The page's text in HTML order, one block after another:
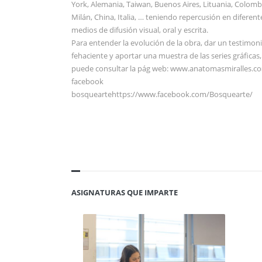
York, Alemania, Taiwan, Buenos Aires, Lituania,
Milán, China, Italia, … teniendo repercusión en
medios de difusión visual, oral y escrita.
Para entender la evolución de la obra, dar un
fehaciente y aportar una muestra de las series
puede consultar la pág web:
facebook
bosqueartehttps://www.facebook.com/Bosquearte/
ASIGNATURAS QUE IMPARTE